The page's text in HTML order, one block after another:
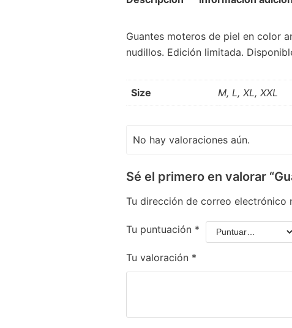
Guantes moteros de piel en color
nudillos. Edición limitada.
Size M, L, XL, XXL
No hay valoraciones aún.
Sé el primero en valorar
Tu dirección de correo electrónico
Tu puntuación *
Tu valoración *